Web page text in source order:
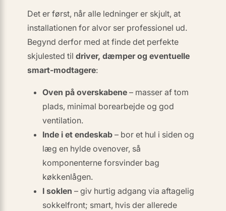
Det er først, når alle ledninger er skjult, at
installationen for alvor ser professionel ud.
Begynd derfor med at finde det perfekte
skjulested tildriver, dæmper og eventuelle
smart-modtagere:
Oven på overskabene – masser af tom
plads, minimal borearbejde og god
ventilation.
Inde i et endeskab – bor et hul i siden og
læg en hylde ovenover, så
komponenterne forsvinder bag
køkkenlågen.
I soklen – giv hurtig adgang via aftagelig
sokkelfront; smart, hvis der allerede